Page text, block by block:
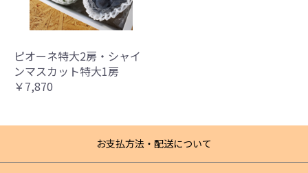
ピオーネ特大2房・シャイ
ンマスカット特大1房
￥7,870
お支払方法・配送について